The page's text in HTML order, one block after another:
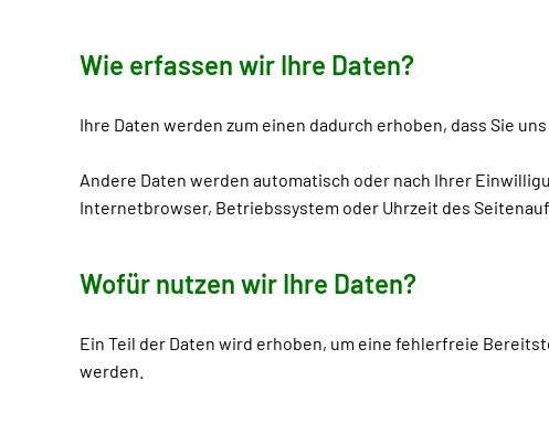
Wie erfassen wir Ihre Daten?
Ihre Daten werden zum einen dadurch erhoben, dass Sie
Andere Daten werden automatisch oder nach Ihrer
Internetbrowser, Betriebssystem oder Uhrzeit des
Wofür nutzen wir Ihre Daten?
Ein Teil der Daten wird erhoben, um eine fehlerfreie
werden.